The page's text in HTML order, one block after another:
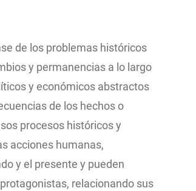
de los problemas históricos
y permanencias a lo largo
y económicos abstractos
de los hechos o
procesos históricos y
acciones humanas,
y el presente y pueden
relacionando sus